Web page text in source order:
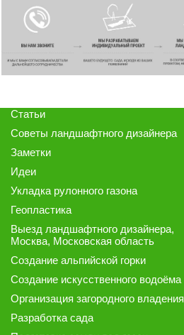
Статьи
Советы ландшафтного дизайнера
Заметки
Идеи
Укладка рулонного газона
Геопластика
Выезд ландшафтного дизайнера,
Москва, Московская область
Создание альпийской горки
Создание искусственного водоёма
Организация загородного владения
Разработка сада